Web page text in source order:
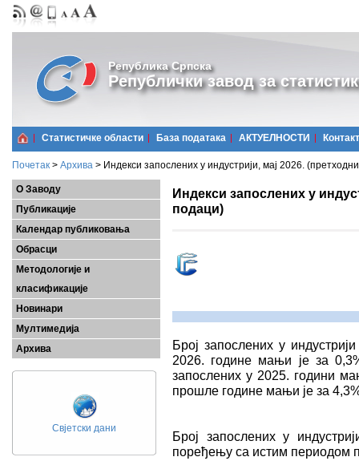
Република Српска
Републички завод за
Статистичке области Базa података АКТУЕЛНОСТИ Контакт
Почетак > Архива > Индекси запослених у индустрији, мај 2026.
О Заводу
Публикације
Календар публиковања
Обрасци
Методологије и
класификације
Новинари
Мултимедија
Архива
Свјетски дани
Индекси запослених у
подаци)
Број запослених у
2026. године мањи је за
запослених у 2025. години
прошле године мањи је за
Број запослених у
поређењу са истим периодом